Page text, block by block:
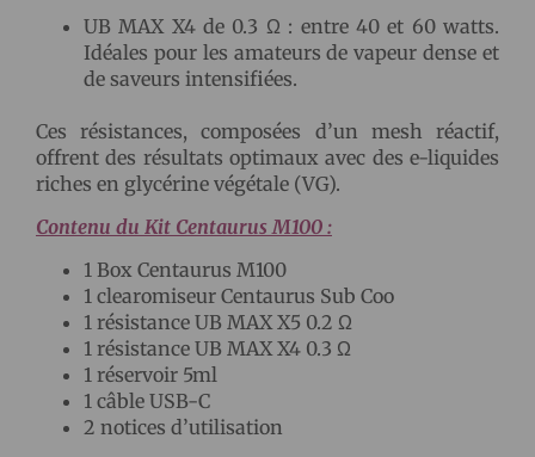
UB MAX X4 de 0.3 Ω : entre 40 et 60 watts.
Idéales pour les amateurs de vapeur dense et
de saveurs intensifiées.
Ces résistances, composées d’un mesh réactif,
offrent des résultats optimaux avec des e-liquides
riches en glycérine végétale (VG).
Contenu du Kit Centaurus M100 :
1 Box Centaurus M100
1 clearomiseur Centaurus Sub Coo
1 résistance UB MAX X5 0.2 Ω
1 résistance UB MAX X4 0.3 Ω
1 réservoir 5ml
1 câble USB-C
2 notices d’utilisation